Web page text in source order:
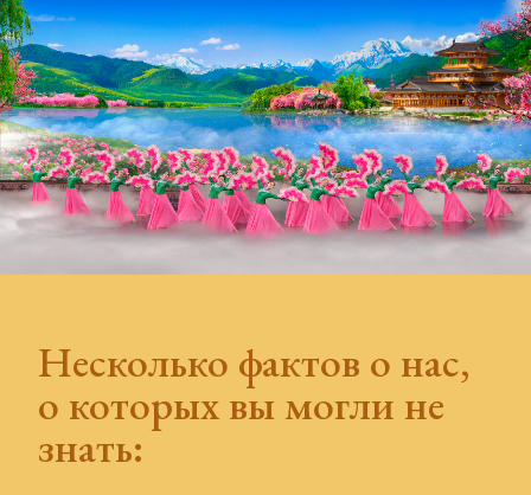
Несколько фактов о нас,
о которых вы могли не
знать: